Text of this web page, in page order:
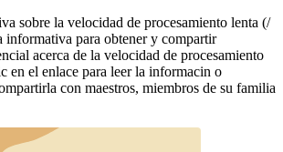
sobre la velocidad de procesamiento lenta (/
informativa para obtener y compartir
acerca de la velocidad de procesamiento
en el enlace para leer la informacin o
con maestros, miembros de su familia